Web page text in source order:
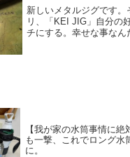
新しいメタルジグです。
リ、「KEI JIG」自分の
チにする。幸せな事なん
【我が家の水筒事情に絶
も一撃、これでロング水
に。